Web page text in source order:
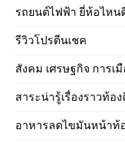
รถยนต์ไฟฟ้า ยี่ห้อไหน
รีวิวโปรตีนเชค
สังคม เศรษฐกิจ การ
สาระน่ารู้เรื่องราวท้อ
อาหารลดไขมันหน้าท้